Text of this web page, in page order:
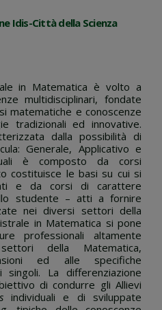
Idis-Città della Scienza
in Matematica è volto a
multidisciplinari, fondate
matematiche e conoscenze
tradizionali ed innovative.
dalla possibilità di
Generale, Applicativo e
è composto da corsi
costituisce le basi su cui si
e da corsi di carattere
studente – atti a fornire
nei diversi settori della
in Matematica si pone
professionali altamente
della Matematica,
ed alle specifiche
singoli. La differenziazione
di condurre gli Allievi
individuali e di sviluppate